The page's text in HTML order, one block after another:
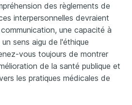
des règlements de
interpersonnelles devraient
une capacité à
sens aigu de l'éthique
vous toujours de montrer
de la santé publique et
les pratiques médicales de